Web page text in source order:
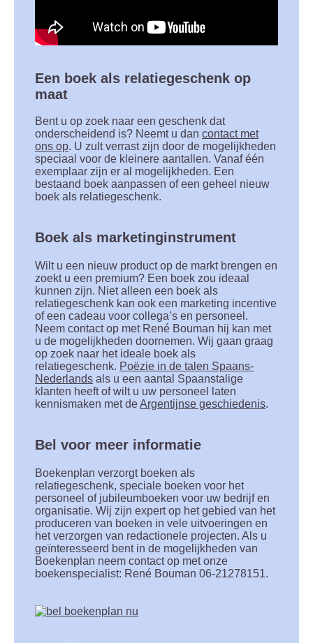
Een boek als relatiegeschenk op
maat
Bent u op zoek naar een geschenk dat
onderscheidend is? Neemt u dan contact met
ons op. U zult verrast zijn door de mogelijkheden
speciaal voor de kleinere aantallen. Vanaf één
exemplaar zijn er al mogelijkheden. Een
bestaand boek aanpassen of een geheel nieuw
boek als relatiegeschenk.
Boek als marketinginstrument
Wilt u een nieuw product op de markt brengen en
zoekt u een premium? Een boek zou ideaal
kunnen zijn. Niet alleen een boek als
relatiegeschenk kan ook een marketing incentive
of een cadeau voor collega’s en personeel.
Neem contact op met René Bouman hij kan met
u de mogelijkheden doornemen. Wij gaan graag
op zoek naar het ideale boek als
relatiegeschenk. Poëzie in de talen Spaans-
Nederlands als u een aantal Spaanstalige
klanten heeft of wilt u uw personeel laten
kennismaken met deArgentijnse geschiedenis.
Bel voor meer informatie
Boekenplan verzorgt boeken als
relatiegeschenk, speciale boeken voor het
personeel of jubileumboeken voor uw bedrijf en
organisatie. Wij zijn expert op het gebied van het
produceren van boeken in vele uitvoeringen en
het verzorgen van redactionele projecten. Als u
geïnteresseerd bent in de mogelijkheden van
Boekenplan neem contact op met onze
boekenspecialist: René Bouman 06-21278151.